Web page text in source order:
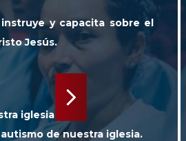
Siguiente